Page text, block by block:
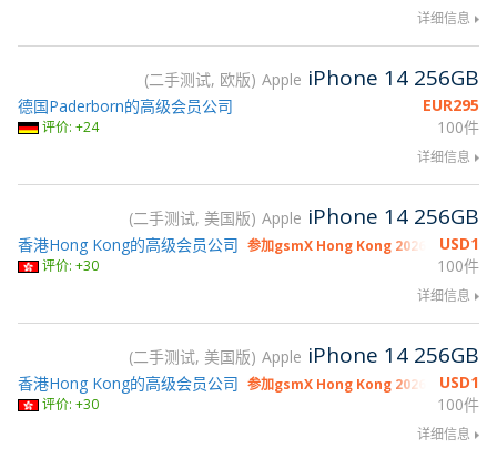
详细信息
二手测试, 欧版 Apple iPhone 14 256GB
EUR295
100件
德国Paderborn的高级会员公司
评价: +24
详细信息
二手测试, 美国版 Apple iPhone 14 256GB
USD1
100件
香港Hong Kong的高级会员公司 参加gsmX Hong Kong 2026
评价: +30
详细信息
二手测试, 美国版 Apple iPhone 14 256GB
USD1
100件
香港Hong Kong的高级会员公司 参加gsmX Hong Kong 2026
评价: +30
详细信息